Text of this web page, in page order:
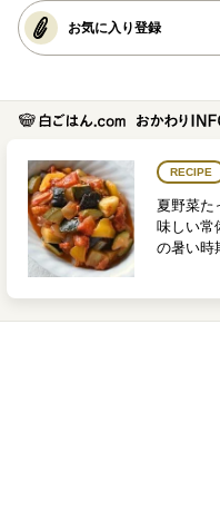
お気に入り登録
RECIPE
夏野菜た
味しい常
の暑い時